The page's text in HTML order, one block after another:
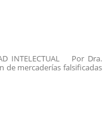
INTELECTUAL Por Dra.
mercaderías falsificadas